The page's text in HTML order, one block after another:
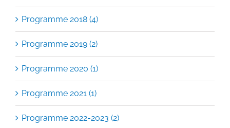
Programme 2018 (4)
Programme 2019 (2)
Programme 2020 (1)
Programme 2021 (1)
Programme 2022-2023 (2)